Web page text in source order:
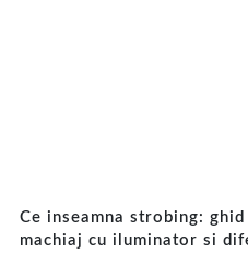
Ce inseamna strobing:
machiaj cu iluminator si